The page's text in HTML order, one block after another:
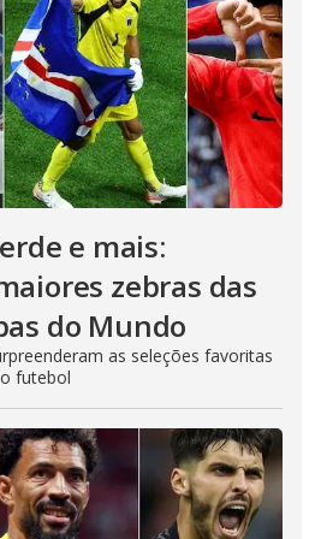
e mais:
zebras das
do Mundo
as seleções favoritas
futebol